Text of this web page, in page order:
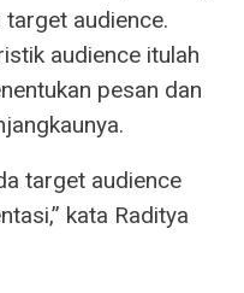
audience.
audience itulah
pesan dan
target audience
kata Raditya